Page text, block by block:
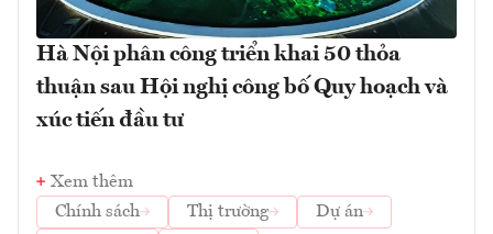
Hà Nội phân công triển khai 50 thỏa
thuận sau Hội nghị công bố Quy hoạch và
xúc tiến đầu tư
Xem thêm
Chính sách
Thị trường
Dự án